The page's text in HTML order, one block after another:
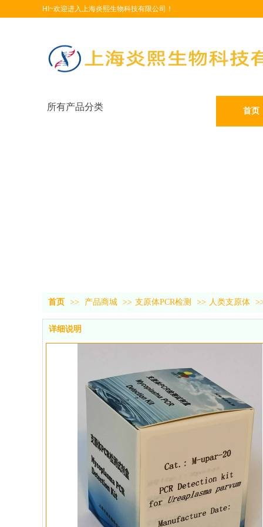
所有产品分类 首页
HI~欢迎进入上海炎熙生物科技有限公司！
首页 >> 产品商城 >> 支原体PCR检测 >> 人类支原体
详细说明